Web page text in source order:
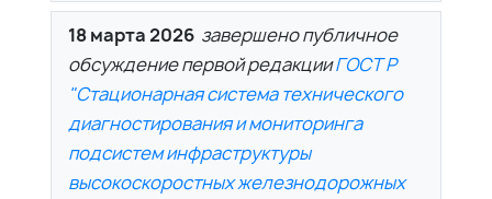
18 марта 2026 завершено публичное
обсуждение первой редакцииГОСТ Р
"Стационарная система технического
диагностирования и мониторинга
подсистем инфраструктуры
высокоскоростных железнодорожных